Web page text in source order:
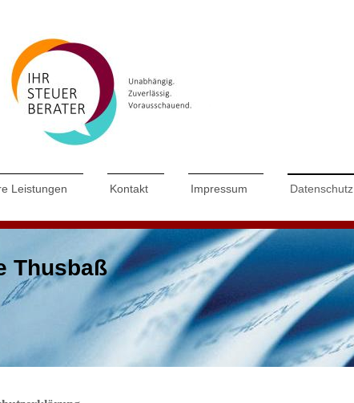
Leistungen Kontakt Impressum Datenschutz
Thusbaß